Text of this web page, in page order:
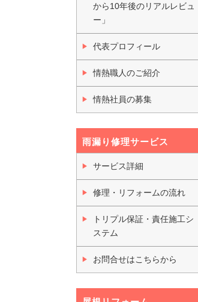
から10年後のリアルレビュ
ー」
代表プロフィール
情熱職人のご紹介
情熱社員の募集
雨漏り修理サービス
サービス詳細
修理・リフォームの流れ
トリプル保証・責任施工シ
ステム
お問合せはこちらから